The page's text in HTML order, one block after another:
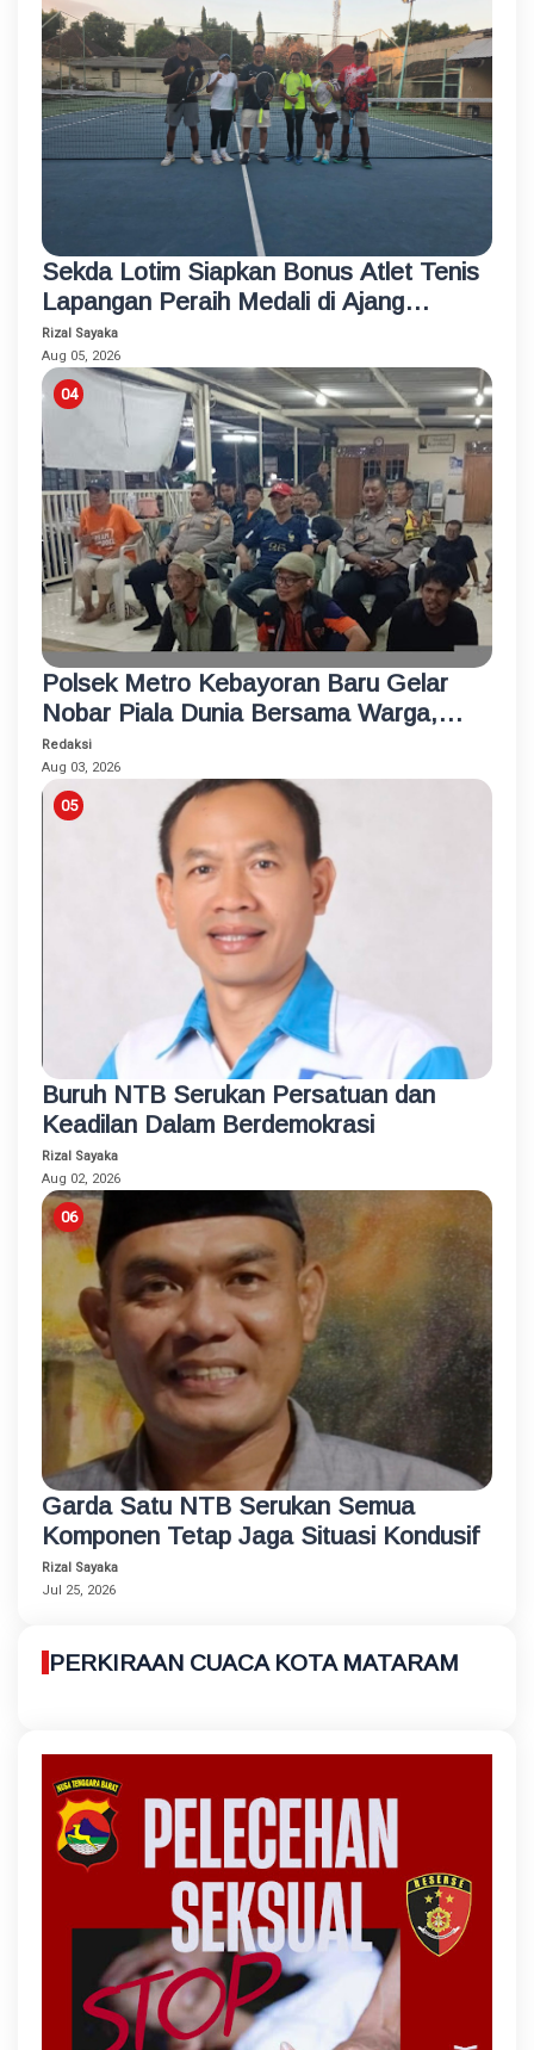
Sekda Lotim Siapkan Bonus Atlet Tenis
Lapangan Peraih Medali di Ajang
Porprov
Rizal Sayaka
Aug 05, 2026
Polsek Metro Kebayoran Baru Gelar
Nobar Piala Dunia Bersama Warga,
Pererat Silaturahmi dan Jaga
Kamtibmas
Redaksi
Aug 03, 2026
Buruh NTB Serukan Persatuan dan
Keadilan Dalam Berdemokrasi
Rizal Sayaka
Aug 02, 2026
Garda Satu NTB Serukan Semua
Komponen Tetap Jaga Situasi Kondusif
Rizal Sayaka
Jul 25, 2026
PERKIRAAN CUACA KOTA MATARAM